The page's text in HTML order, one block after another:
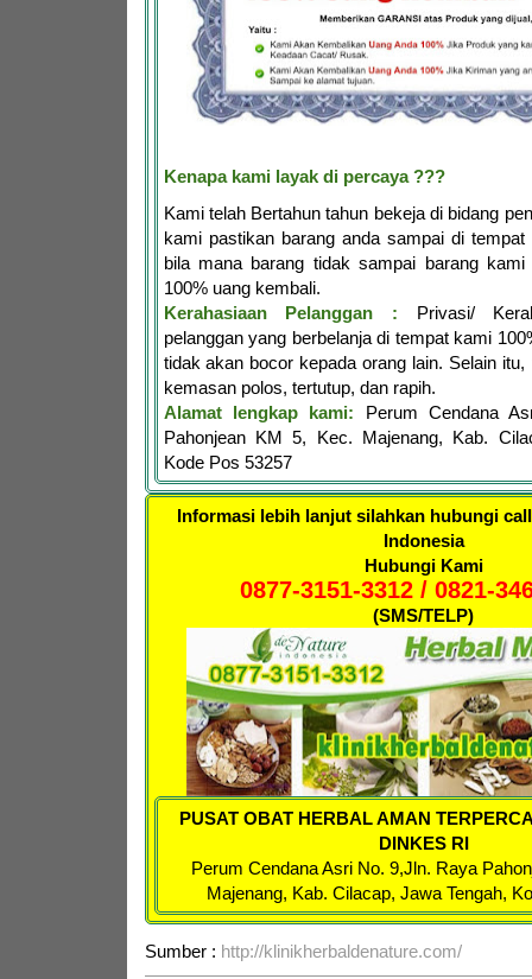
Kenapa kami layak di percaya ???
Kami telah Bertahun tahun bekeja di bidang
kami pastikan barang anda sampai di
bila mana barang tidak sampai barang
100% uang kembali.
Kerahasiaan Pelanggan : Privasi/
pelanggan yang berbelanja di tempat kami
tidak akan bocor kepada orang lain. Selain
kemasan polos, tertutup, dan rapih.
Alamat lengkap kami:
Perum Cendana
Pahonjean KM 5, Kec. Majenang, Kab.
Kode Pos 53257
Informasi lebih lanjut silahkan hubungi
Indonesia
Hubungi Kami
0877-3151-3312 / 0821-
(SMS/TELP)
PUSAT OBAT HERBAL AMAN
DINKES RI
Perum Cendana Asri No. 9,Jln. Raya
Majenang, Kab. Cilacap, Jawa Tengah,
Sumber : http://klinikherbaldenature.com/